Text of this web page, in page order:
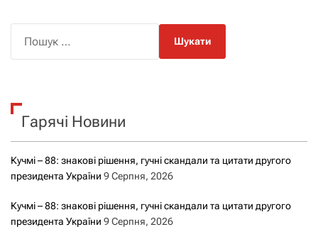
і
г
ц
і
я
з
к
Гарячі Новини
Кучмі – 88: знакові рішення, гучні скандали та цитати другого
президента України 9 Серпня, 2026
Кучмі – 88: знакові рішення, гучні скандали та цитати другого
президента України 9 Серпня, 2026